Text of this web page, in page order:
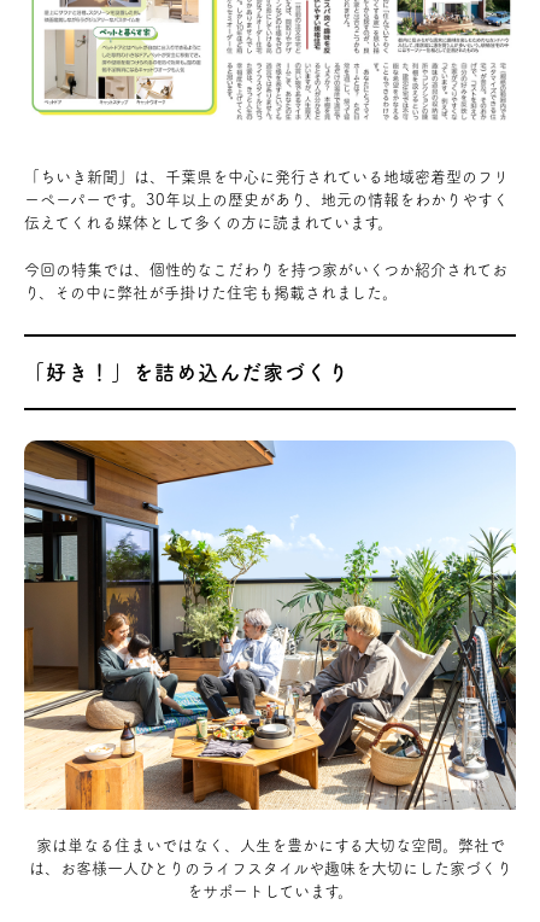
資料請求
オンライン無料相談
お電話
定休: 水曜・第一火曜
船橋スタジオ 0120-787-221
「ちいき新聞」は、千葉県を中心に発行されている地域密着型のフリ
ーペーパーです。30年以上の歴史があり、地元の情報をわかりやすく
伝えてくれる媒体として多くの方に読まれています。
今回の特集では、個性的なこだわりを持つ家がいくつか紹介されてお
り、その中に弊社が手掛けた住宅も掲載されました。
「好き！」を詰め込んだ家づくり
家は単なる住まいではなく、人生を豊かにする大切な空間。弊社で
は、お客様一人ひとりのライフスタイルや趣味を大切にした家づくり
をサポートしています。